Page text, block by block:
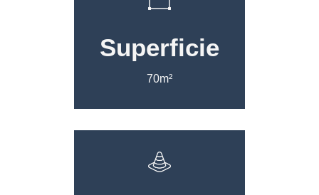
Superficie
70m²